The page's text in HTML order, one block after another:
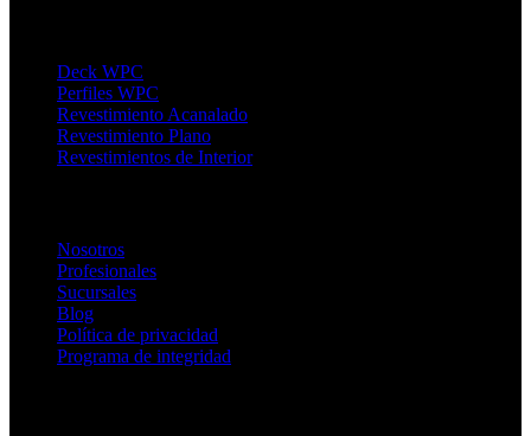
Deck WPC
Perfiles WPC
Revestimiento Acanalado
Revestimiento Plano
Revestimientos de Interior
Nosotros
Profesionales
Sucursales
Blog
Política de privacidad
Programa de integridad